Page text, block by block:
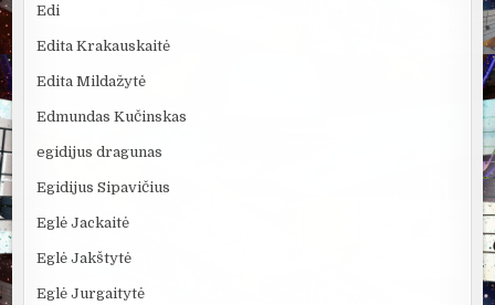
Edi
Edita Krakauskaitė
Edita Mildažytė
Edmundas Kučinskas
egidijus dragunas
Egidijus Sipavičius
Eglė Jackaitė
Eglė Jakštytė
Eglė Jurgaitytė